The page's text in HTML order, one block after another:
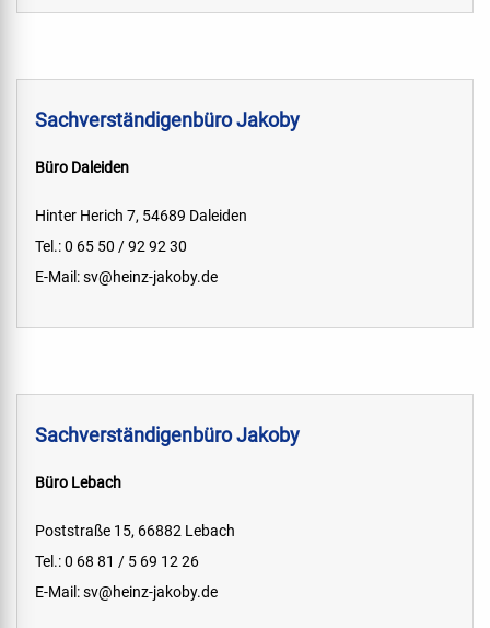
Sachverständigenbüro Jakoby
Büro Daleiden
Hinter Herich 7, 54689 Daleiden
Tel.: 0 65 50 / 92 92 30
E-Mail:sv@heinz-jakoby.de
Sachverständigenbüro Jakoby
Büro Lebach
Poststraße 15, 66882 Lebach
Tel.: 0 68 81 / 5 69 12 26
E-Mail:sv@heinz-jakoby.de